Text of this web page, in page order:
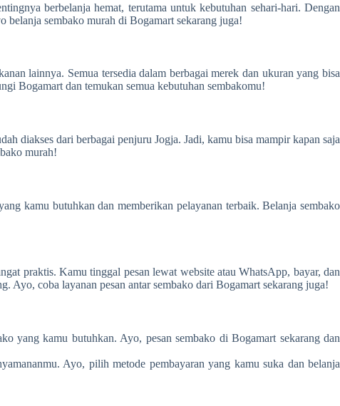
berbelanja hemat, terutama untuk kebutuhan sehari-hari. Dengan
belanja sembako murah di Bogamart sekarang juga!
lainnya. Semua tersedia dalam berbagai merek dan ukuran yang bisa
Bogamart dan temukan semua kebutuhan sembakomu!
diakses dari berbagai penjuru Jogja. Jadi, kamu bisa mampir kapan saja
murah!
kamu butuhkan dan memberikan pelayanan terbaik. Belanja sembako
praktis. Kamu tinggal pesan lewat website atau WhatsApp, bayar, dan
coba layanan pesan antar sembako dari Bogamart sekarang juga!
yang kamu butuhkan. Ayo, pesan sembako di Bogamart sekarang dan
Ayo, pilih metode pembayaran yang kamu suka dan belanja